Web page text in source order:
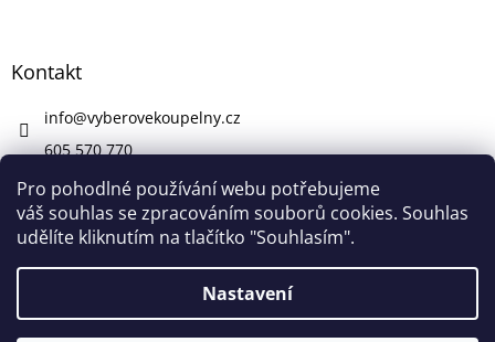
Pro pohodlné používání webu potřebujeme
váš souhlas se zpracováním souborů cookies. Souhlas
udělíte kliknutím na tlačítko "Souhlasím".
Nastavení
Kontakt
info@vyberovekoupelny.cz
605 570 770
https://www.facebook.com/vyberovekoupelny/